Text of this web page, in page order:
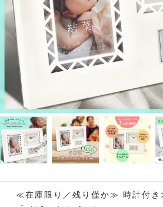
≪在庫限り／残り僅か≫ 時計付き